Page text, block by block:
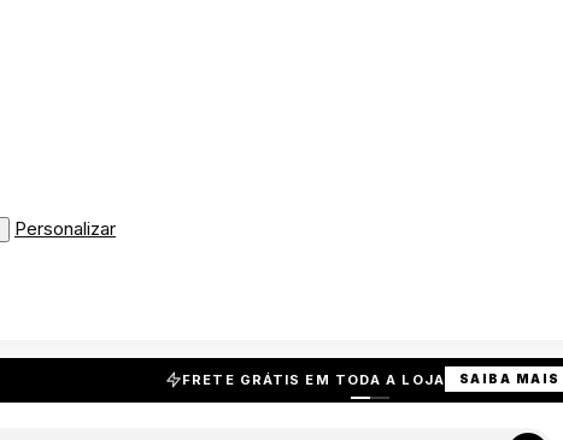
Personalizar
FRETE GRÁTIS EM TODA A LOJA SAIBA MAIS